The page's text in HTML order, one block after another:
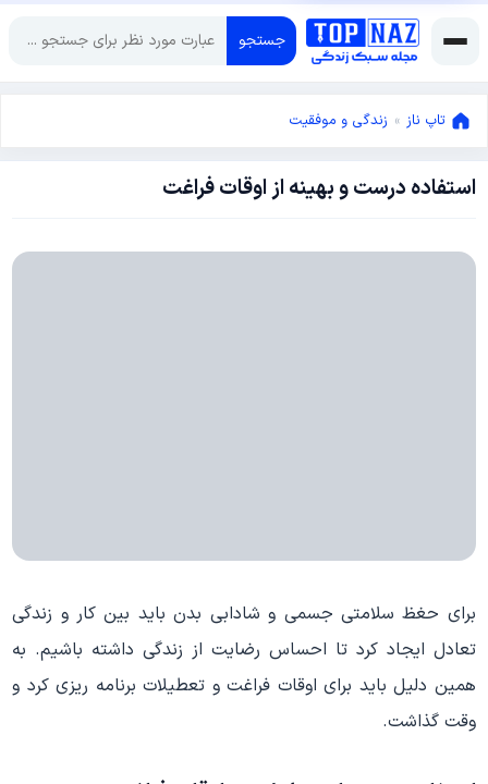
جستجو
تاپ ناز » زندگی و موفقیت
استفاده درست و بهینه از اوقات فراغت
نوامبر
برای حغظ سلامتی جسمی و شادابی بدن باید بین کار و زندگی
تعادل ایجاد کرد تا احساس رضایت از زندگی داشته باشیم. به
همین دلیل باید برای اوقات فراغت و تعطیلات برنامه ریزی کرد و
وقت گذاشت.